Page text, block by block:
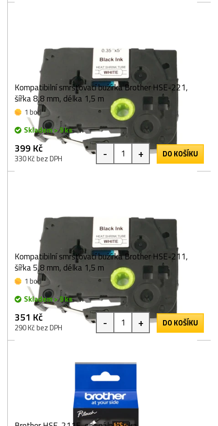
Kompatibilní smršťovací bužírka Brother HSE-221,
šířka 8,8 mm, délka 1,5 m
1 bod
Skladem > 9 ks
399 Kč
330 Kč bez DPH - + DO KOŠÍKU
Kompatibilní smršťovací bužírka Brother HSE-211,
šířka 5,8 mm, délka 1,5 m
1 bod
Skladem > 9 ks
351 Kč
290 Kč bez DPH - + DO KOŠÍKU